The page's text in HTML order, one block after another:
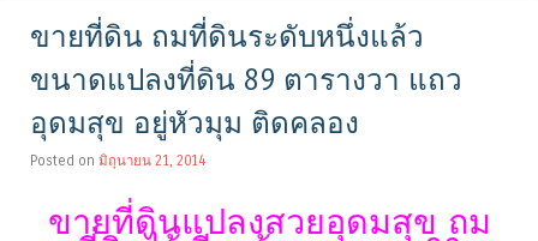
ขายที่ดิน ถมที่ดินระดับหนึ่งแล้ว
ขนาดแปลงที่ดิน 89 ตารางวา แถว
อุดมสุข อยู่หัวมุม ติดคลอง
Posted on มิถุนายน 21, 2014
ขายที่ดินแปลงสวยอุดมสุข ถม